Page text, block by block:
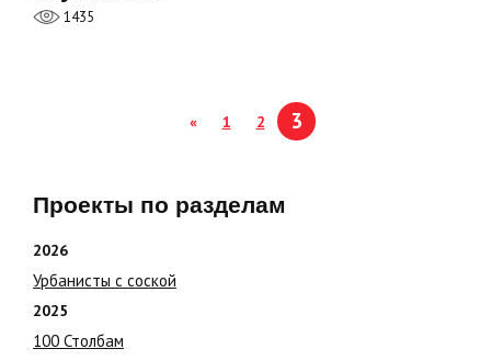
1435
« 1 2 3
Проекты по разделам
2026
Урбанисты с соской
2025
100 Столбам